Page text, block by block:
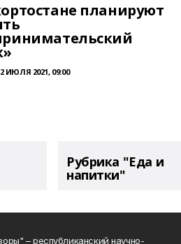
планируют
ИЮЛЯ 2021, 09:00
Рубрика "Еда и
напитки"
– республиканский научно-